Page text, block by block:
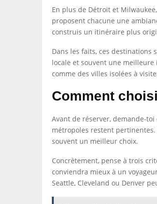
En plus de Détroit et
proposent chacune une
construis un itinéraire plus
Dans les faits, ces destinations
locale et souvent une
comme des villes isolées à
Comment
Avant de réserver, demande-
métropoles restent
souvent un meilleur choix.
Concrètement, pense à trois
conviendra mieux à un
Seattle, Cleveland ou Denver